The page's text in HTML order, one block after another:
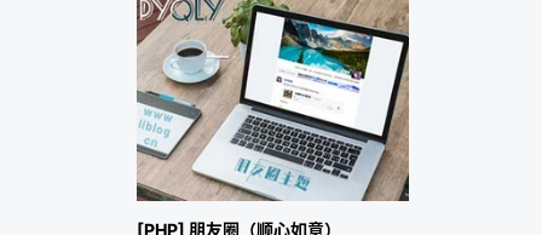
[PHP] 朋友圈（顺心如意）